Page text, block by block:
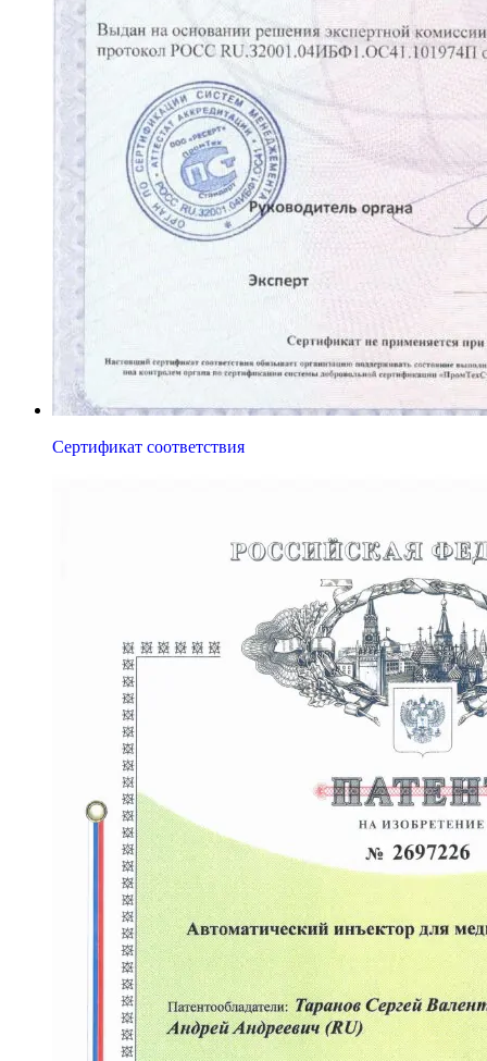
Сертификат соответствия